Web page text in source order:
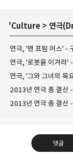
'Culture > 연극
연극, '맨 프럼 어스' -
연극, '로봇을 이겨라'
연극, '그와 그녀의 목
2013년 연극 총 결산
2013년 연극 총 결
댓글